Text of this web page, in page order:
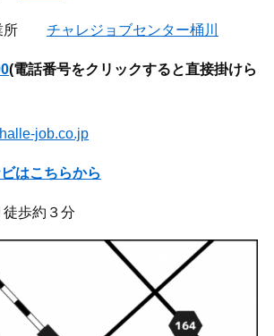
業所 チャレジョブセンター桶川
(電話番号をクリックすると直接掛けら
job.co.jp
はこちらから
歩約３分